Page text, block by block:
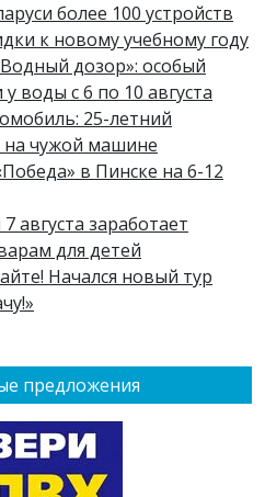
предложения
более 100 устройств
к новому учебному году
дозор»: особый
воды с 6 по 10 августа
25-летний
на чужой машине
в Пинске на 6-12
августа заработает
для детей
Начался новый тур